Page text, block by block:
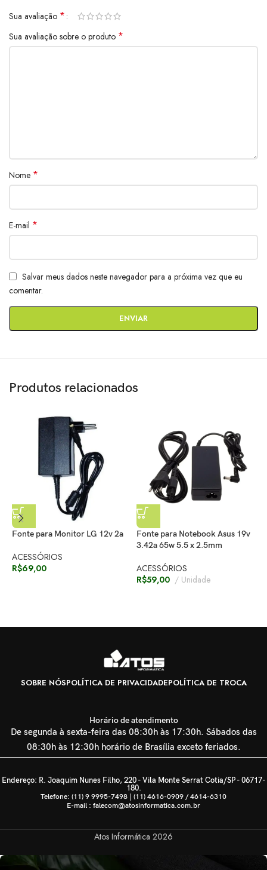
Sua avaliação *
Sua avaliação sobre o produto *
Nome *
E-mail *
Salvar meus dados neste navegador para a próxima vez que eu
comentar.
Produtos relacionados
Fonte para Monitor LG 12v 2a
ACESSÓRIOS
R$69,00
Fonte para Notebook Asus 19v
3.42a 65w 5.5 x 2.5mm
ACESSÓRIOS
R$59,00 Unidade
SOBRE NÓSPOLÍTICA DE PRIVACIDADEPOLÍTICA DE TROCA
Horário de atendimento
De segunda à sexta-feira das 08:30h às 17:30h. Sábados das
08:30h às 12:30h horário de Brasília exceto feriados.
Endereço: R. Joaquim Nunes Filho, 220 - Vila Monte Serrat Cotia/SP - 06717-
180.
Telefone: (11) 9 9995-7498 | (11) 4616-0909 / 4614-6310
E-mail : falecom@atosinformatica.com.br
Atos Informática 2026